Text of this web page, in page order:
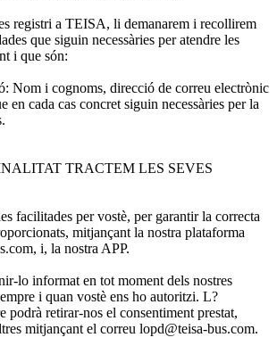
registri a TEISA, li demanarem i recollirem
que siguin necessàries per atendre les
i que són:
Nom i cognoms, direcció de correu electrònic
en cada cas concret siguin necessàries per la
TRACTEM LES SEVES
facilitades per vostè, per garantir la correcta
mitjançant la nostra plataforma
i, la nostra APP.
lo informat en tot moment dels nostres
i quan vostè ens ho autoritzi. L?
podrà retirar-nos el consentiment prestat,
mitjançant el correu lopd@teisa-bus.com.